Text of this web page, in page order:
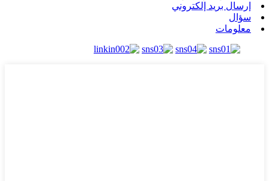
إرسال بريد إلكتروني
سؤال
معلومات